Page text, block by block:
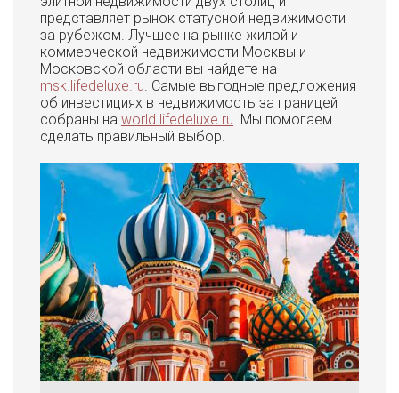
представляет рынок статусной недвижимости
за рубежом. Лучшее на рынке жилой и
коммерческой недвижимости Москвы и
Московской области вы найдете на
msk.lifedeluxe.ru. Самые выгодные предложения
об инвестициях в недвижимость за границей
собраны на world.lifedeluxe.ru. Мы помогаем
сделать правильный выбор.